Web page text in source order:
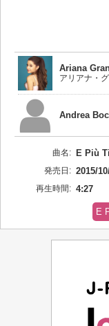
Ariana
アリアナ・
Andrea
曲名: E Più
発売日: 2015/
再生時間: 4:27
E